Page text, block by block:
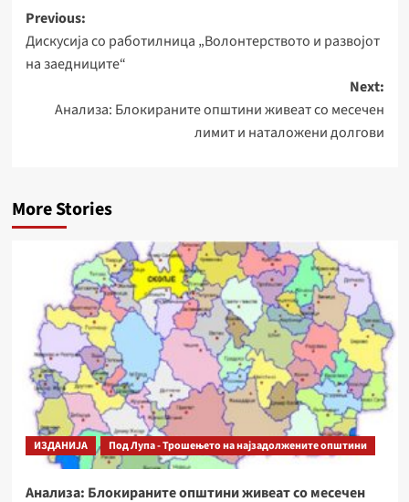
Post
navigation
Previous:
Дискусија со работилница „Волонтерството и развојот
на заедниците“
Next:
Анализа: Блокираните општини живеат со месечен
лимит и наталожени долгови
More Stories
ИЗДАНИЈА Под Лупа - Трошењето на најзадолжените општини
Анализа: Блокираните општини живеат со месечен